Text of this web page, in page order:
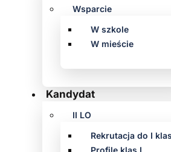
Wsparcie
W szkole
W mieście
Kandydat
II LO
Rekrutacja do I
Profile klas I